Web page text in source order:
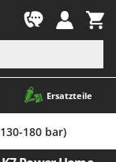
Ersatzteile
180 bar)